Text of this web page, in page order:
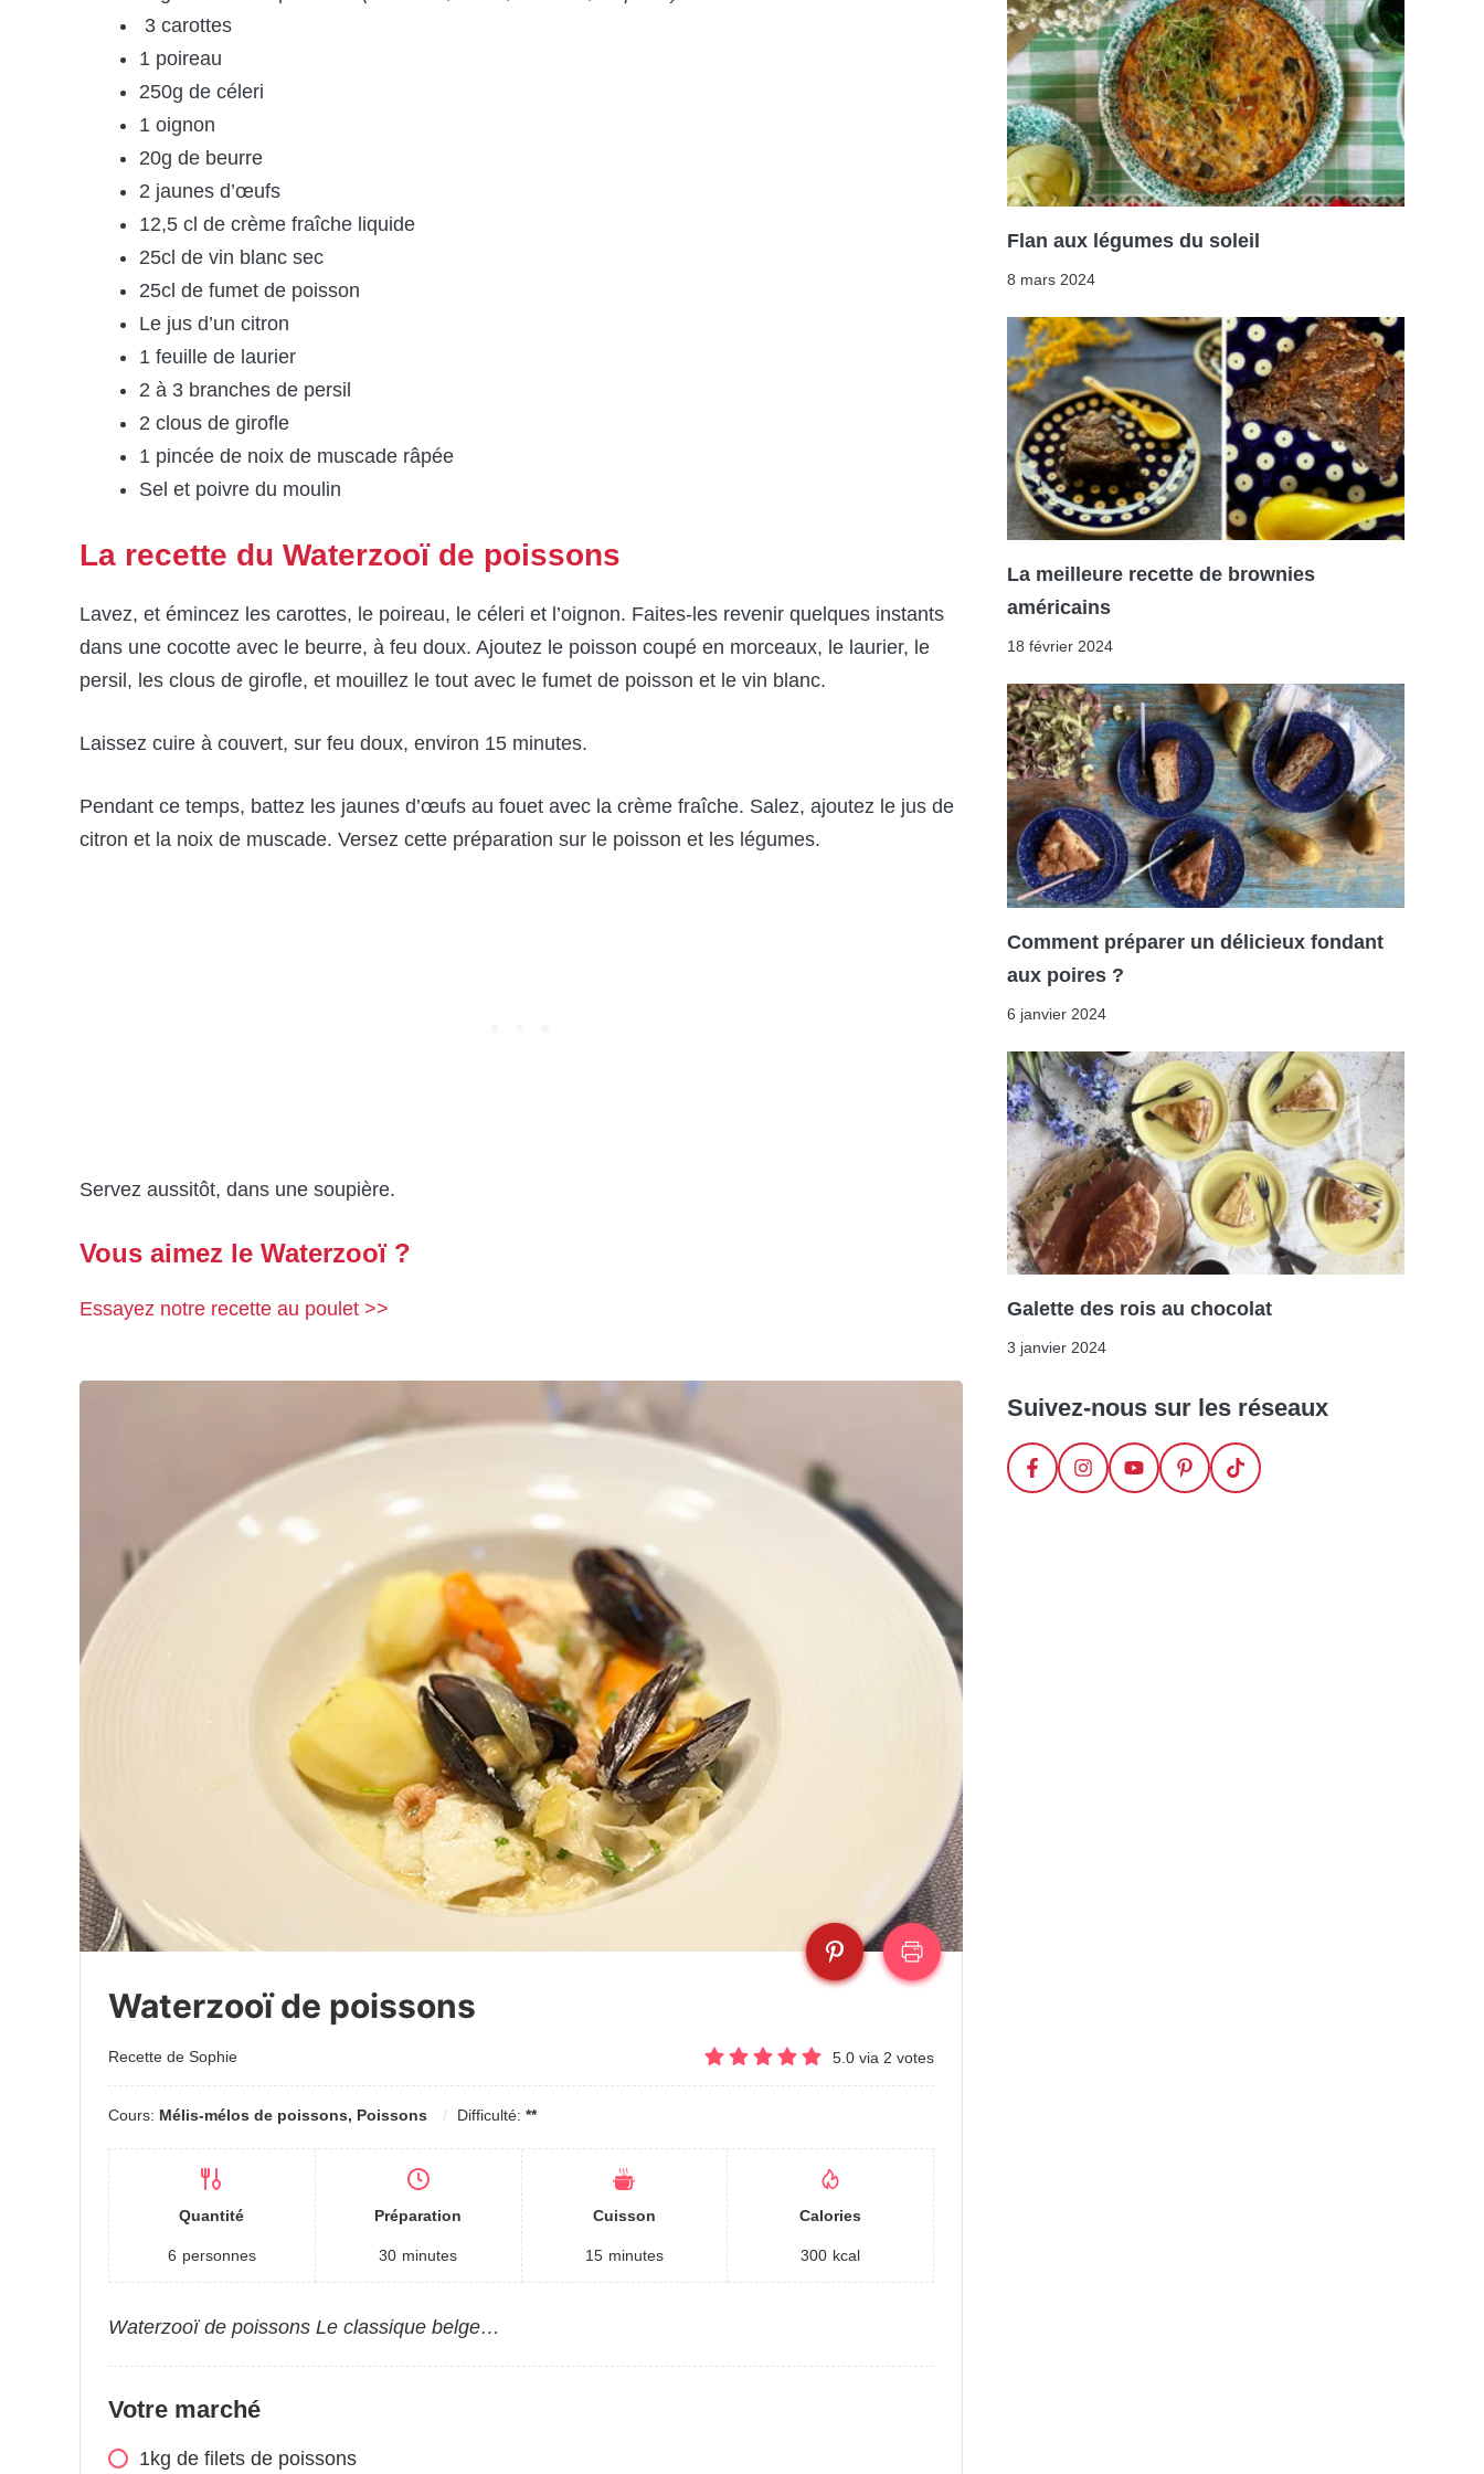
3 carottes
1 poireau
250g de céleri
1 oignon
20g de beurre
2 jaunes d’œufs
12,5 cl de crème fraîche liquide
25cl de vin blanc sec
25cl de fumet de poisson
Le jus d’un citron
1 feuille de laurier
2 à 3 branches de persil
2 clous de girofle
1 pincée de noix de muscade râpée
Sel et poivre du moulin
La recette du Waterzooï de poissons
Lavez, et émincez les carottes, le poireau, le céleri et l’oignon. Faites-les revenir quelques instants
dans une cocotte avec le beurre, à feu doux. Ajoutez le poisson coupé en morceaux, le laurier, le
persil, les clous de girofle, et mouillez le tout avec le fumet de poisson et le vin blanc.
Laissez cuire à couvert, sur feu doux, environ 15 minutes.
Pendant ce temps, battez les jaunes d’œufs au fouet avec la crème fraîche. Salez, ajoutez le jus de
citron et la noix de muscade. Versez cette préparation sur le poisson et les légumes.
Servez aussitôt, dans une soupière.
Vous aimez le Waterzooï ?
Essayez notre recette au poulet >>
Waterzooï de poissons
Recette de Sophie 5.0 via 2 votes
Cours: Mélis-mélos de poissons, Poissons Difficulté: **
Quantité
6 personnes
Préparation
30 minutes
Cuisson
15 minutes
Calories
300 kcal
Waterzooï de poissons Le classique belge…
Votre marché
1kg de filets de poissons
Flan aux légumes du soleil
8 mars 2024
La meilleure recette de brownies
américains
18 février 2024
Comment préparer un délicieux fondant
aux poires ?
6 janvier 2024
Galette des rois au chocolat
3 janvier 2024
Suivez-nous sur les réseaux